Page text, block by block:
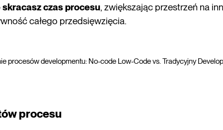
skracasz czas procesu, zwiększając przestrzeń na
całego przedsięwzięcia.
procesów developmentu: No-code Low-Code vs. Tradycyjny
procesu